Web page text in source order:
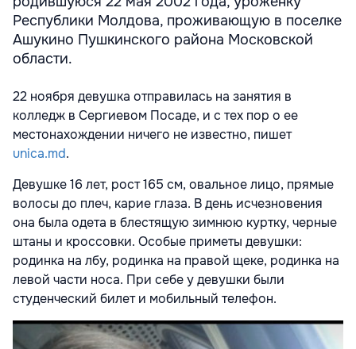
Республики Молдова, проживающую в поселке
Ашукино Пушкинского района Московской
области.
22 ноября девушка отправилась на занятия в
колледж в Сергиевом Посаде, и с тех пор о ее
местонахождении ничего не известно, пишет
unica.md.
Девушке 16 лет, рост 165 см, овальное лицо, прямые
волосы до плеч, карие глаза. В день исчезновения
она была одета в блестящую зимнюю куртку, черные
штаны и кроссовки. Особые приметы девушки:
родинка на лбу, родинка на правой щеке, родинка на
левой части носа. При себе у девушки были
студенческий билет и мобильный телефон.